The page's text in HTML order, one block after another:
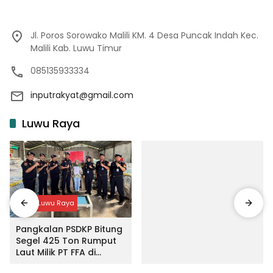
Jl. Poros Sorowako Malili KM. 4 Desa Puncak Indah Kec.
Malili Kab. Luwu Timur
085135933334
inputrakyat@gmail.com
Luwu Raya
Input Luwu Raya
Pangkalan PSDKP Bitung
Segel 425 Ton Rumput
Laut Milik PT FFA di